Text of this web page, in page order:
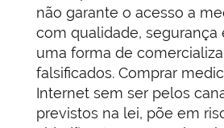
não garante o acesso a
com qualidade, segurança
uma forma de
falsificados. Comprar
Internet sem ser pelos
previstos na lei, põe em